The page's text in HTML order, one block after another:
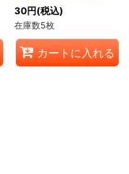
30円(税込)
在庫数5枚
カートに入れる